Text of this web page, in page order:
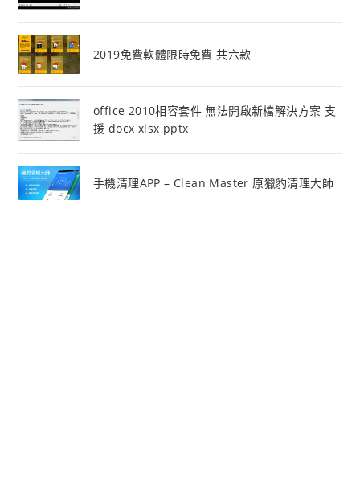
2019免費軟體限時免費 共六款
office 2010相容套件 無法開啟新檔解決方案 支
援 docx xlsx pptx
手機清理APP – Clean Master 原獵豹清理大師